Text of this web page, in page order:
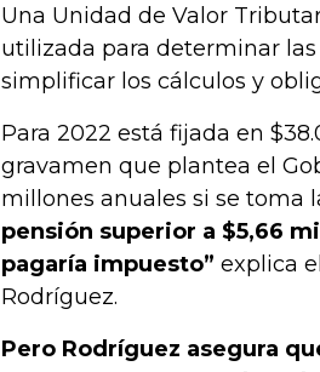
Una Unidad de Valor
utilizada para determinar
simplificar los cálculos y
Para 2022 está fijada en
gravamen que plantea el
millones anuales si se toma
pensión superior a $5,66
pagaría impuesto” explica
Rodríguez.
Pero Rodríguez asegura